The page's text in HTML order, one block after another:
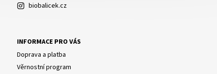
biobalicek.cz
INFORMACE PRO VÁS
Doprava a platba
Věrnostní program